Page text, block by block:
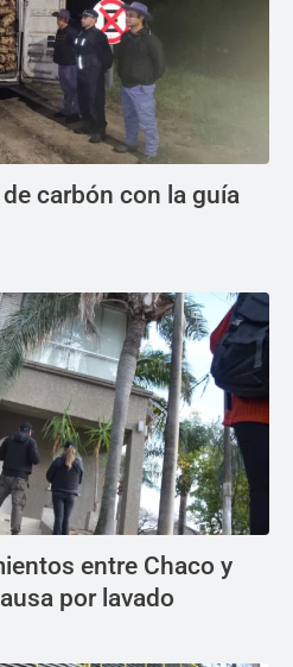
carbón con la guía
entre Chaco y
por lavado